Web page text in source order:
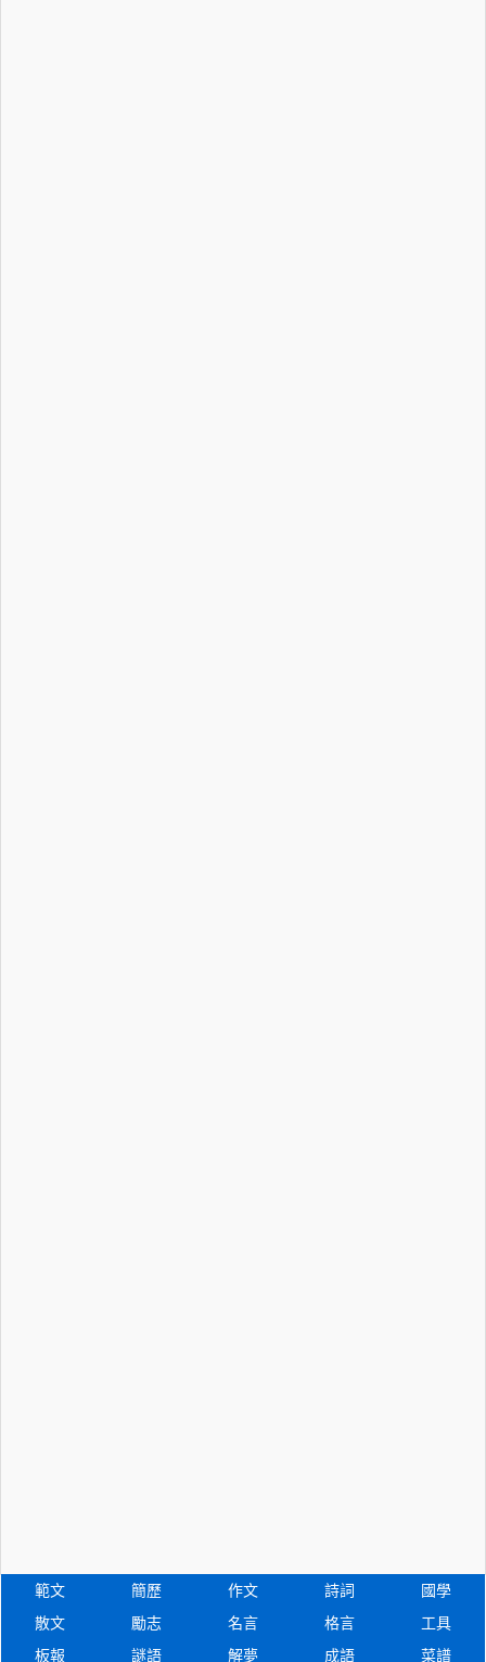
範文 簡歷 作文 詩詞
國學
散文
勵志 名言 格言
工具
板報
謎語 解夢 成語 菜譜